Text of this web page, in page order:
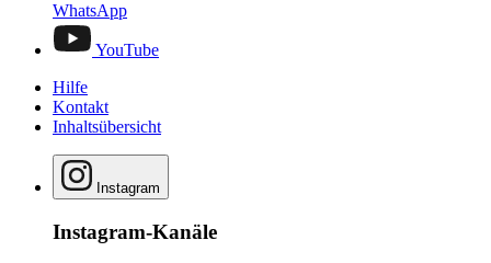
WhatsApp
YouTube
Hilfe
Kontakt
Inhaltsübersicht
Instagram
Instagram-Kanäle